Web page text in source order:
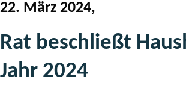
22. März 2024,
Rat beschließt
Jahr 2024